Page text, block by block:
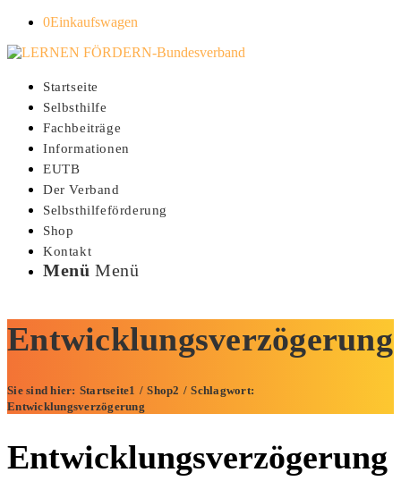
0Einkaufswagen
Startseite
Selbsthilfe
Fachbeiträge
Informationen
EUTB
Der Verband
Selbsthilfeförderung
Shop
Kontakt
Menü Menü
Entwicklungsverzögerung
Sie sind hier: Startseite1 / Shop2 / Schlagwort:
Entwicklungsverzögerung
Entwicklungsverzögerung